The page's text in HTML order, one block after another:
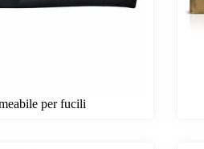
per fucili